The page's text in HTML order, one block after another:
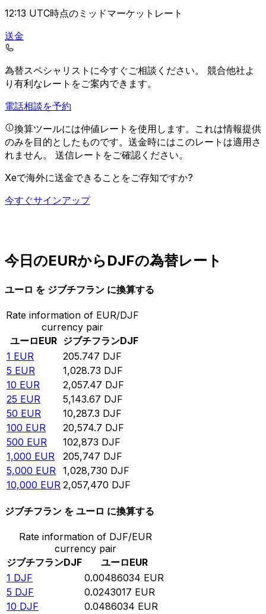
12:13 UTC時点のミッドマーケットレート
送金
為替スペシャリストに今すぐご相談ください。 競合他社よ
り有利なレートをご案内できます。
電話相談を予約
換算ツールには仲値レートを使用します。これは情報提供
のみを目的としたものです。送金時にはこのレートは適用さ
れません。 送信レートをご確認ください。
Xeで海外に送金できることをご存知ですか?
今すぐサインアップ
今日のEURからDJFの為替レート
ユーロ を ジブチフラン に換算する
Rate information of EUR/DJF
currency pair
ユーロEUR ジブチフランDJF
1 EUR 205.747 DJF
5 EUR 1,028.73 DJF
10 EUR 2,057.47 DJF
25 EUR 5,143.67 DJF
50 EUR 10,287.3 DJF
100 EUR 20,574.7 DJF
500 EUR 102,873 DJF
1,000 EUR 205,747 DJF
5,000 EUR 1,028,730 DJF
10,000 EUR 2,057,470 DJF
ジブチフラン を ユーロ に換算する
Rate information of DJF/EUR
currency pair
ジブチフランDJF ユーロEUR
1 DJF 0.00486034 EUR
5 DJF 0.0243017 EUR
10 DJF 0.0486034 EUR